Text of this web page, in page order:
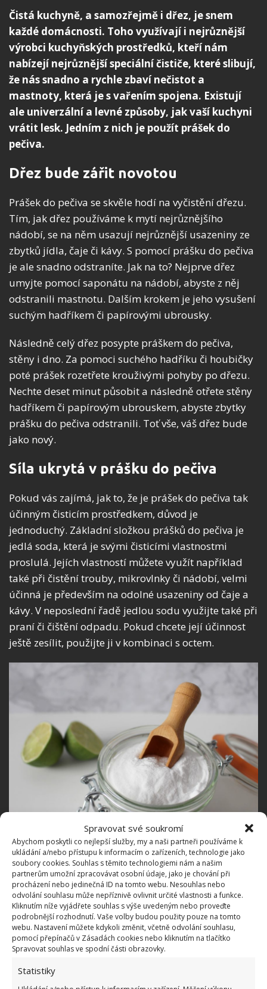
Spravovat své soukromí
Abychom poskytli co nejlepší služby, my a naši partneři používáme k
ukládání a/nebo přístupu k informacím o zařízeních, technologie jako
soubory cookies. Souhlas s těmito technologiemi nám a našim
partnerům umožní zpracovávat osobní údaje, jako je chování při
procházení nebo jedinečná ID na tomto webu. Nesouhlas nebo
odvolání souhlasu může nepříznivě ovlivnit určité vlastnosti a funkce.
Kliknutím níže vyjádřete souhlas s výše uvedeným nebo proveďte
podrobnější rozhodnutí. Vaše volby budou použity pouze na tomto
webu. Nastavení můžete kdykoli změnit, včetně odvolání souhlasu,
pomocí přepínačů v Zásadách cookies nebo kliknutím na tlačítko
Spravovat souhlas ve spodní části obrazovky.
Statistiky
Čistá kuchyně, a samozřejmě i dřez, je snem
každé domácnosti. Toho využívají i nejrůznější
výrobci kuchyňských prostředků, kteří nám
nabízejí nejrůznější speciální čističe, které slibují,
že nás snadno a rychle zbaví nečistot a
mastnoty, která je s vařením spojena. Existují
ale univerzální a levné způsoby, jak vaší kuchyni
vrátit lesk. Jedním z nich je použít prášek do
pečiva.
Dřez bude zářit novotou
Prášek do pečiva se skvěle hodí na vyčistění dřezu.
Tím, jak dřez používáme k mytí nejrůznějšího
nádobí, se na něm usazují nejrůznější usazeniny ze
zbytků jídla, čaje či kávy. S pomocí prášku do pečiva
je ale snadno odstraníte. Jak na to? Nejprve dřez
umyjte pomocí saponátu na nádobí, abyste z něj
odstranili mastnotu. Dalším krokem je jeho vysušení
suchým hadříkem či papírovými ubrousky.
Následně celý dřez posypte práškem do pečiva,
stěny i dno. Za pomoci suchého hadříku či houbičky
poté prášek rozetřete krouživými pohyby po dřezu.
Nechte deset minut působit a následně otřete stěny
hadříkem či papírovým ubrouskem, abyste zbytky
prášku do pečiva odstranili. Toť vše, váš dřez bude
jako nový.
Síla ukrytá v prášku do pečiva
Pokud vás zajímá, jak to, že je prášek do pečiva tak
účinným čisticím prostředkem, důvod je
jednoduchý. Základní složkou prášků do pečiva je
jedlá soda, která je svými čisticími vlastnostmi
proslulá. Jejích vlastností můžete využít například
také při čistění trouby, mikrovlnky či nádobí, velmi
účinná je především na odolné usazeniny od čaje a
kávy. V neposlední řadě jedlou sodu využijte také při
praní či čištění odpadu. Pokud chcete její účinnost
ještě zesílit, použijte ji v kombinaci s octem.
Prášek do pečiva lze díky jedlé sodě použít také
v péči o ústní hygienu, zkuste ho použít místo vaší
běžné zubní pasty. Jedlá soda má totiž mírný
abrazivní účinek, čímž pomáhá k účinnému
odstraňování zubního plaku i skvrn například od
kávy, vína či čaje. Zuby budou již po několika dnech
viditelně zářivější a váš dech svěží.
Fotografie: Pixabay